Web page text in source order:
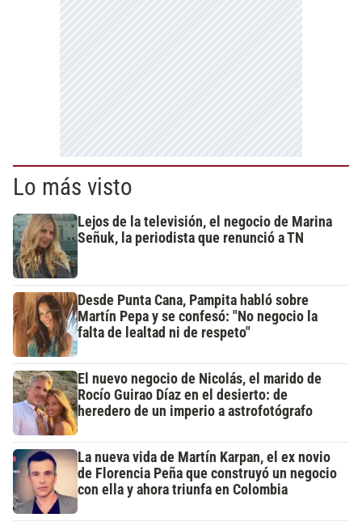
Lo más visto
Lejos de la televisión, el negocio de Marina
Señuk, la periodista que renunció a TN
Desde Punta Cana, Pampita habló sobre
Martín Pepa y se confesó: "No negocio la
falta de lealtad ni de respeto"
El nuevo negocio de Nicolás, el marido de
Rocío Guirao Díaz en el desierto: de
heredero de un imperio a astrofotógrafo
La nueva vida de Martín Karpan, el ex novio
de Florencia Peña que construyó un negocio
con ella y ahora triunfa en Colombia